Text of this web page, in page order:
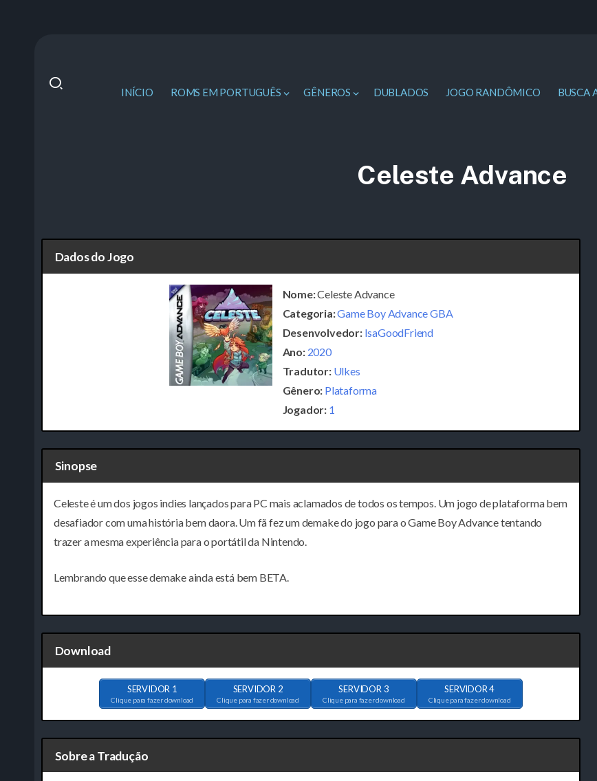
INÍCIO ROMS EM PORTUGUÊS GÊNEROS DUBLADOS JOGO RANDÔMICO BUSCA
Celeste Advance
Dados do Jogo
Nome:Celeste Advance
Categoria:Game Boy Advance GBA
Desenvolvedor: IsaGoodFriend
Ano: 2020
Tradutor: Ulkes
Gênero: Plataforma
Jogador: 1
Sinopse
Celeste é um dos jogos indies lançados para PC mais aclamados de todos os tempos. Um jogo de plataforma bem
desafiador com uma história bem daora. Um fã fez um demake do jogo para o Game Boy Advance tentando
trazer a mesma experiência para o portátil da Nintendo.
Lembrando que esse demake ainda está bem BETA.
Download
SERVIDOR 1
Clique para fazer download
SERVIDOR 2
Clique para fazer download
SERVIDOR 3
Clique para fazer download
SERVIDOR 4
Clique para fazer download
Sobre a Tradução